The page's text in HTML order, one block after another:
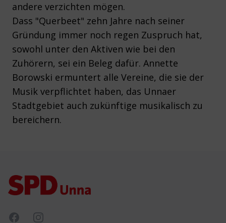
andere verzichten mögen.
Dass "Querbeet" zehn Jahre nach seiner
Gründung immer noch regen Zuspruch hat,
sowohl unter den Aktiven wie bei den
Zuhörern, sei ein Beleg dafür. Annette
Borowski ermuntert alle Vereine, die sie der
Musik verpflichtet haben, das Unnaer
Stadtgebiet auch zukünftige musikalisch zu
bereichern.
FacebookInstagram